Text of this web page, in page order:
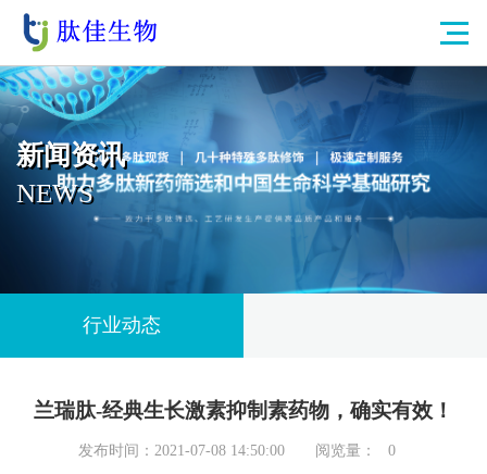
新闻资讯
NEWS
行业动态
兰瑞肽-经典生长激素抑制素药物，确实有效！
发布时间：2021-07-08 14:50:00 阅览量： 0